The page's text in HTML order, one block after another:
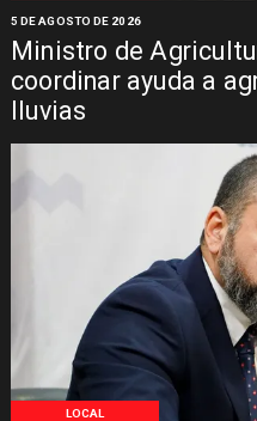
Ministro de
coordinar ayuda a
lluvias
5 DE AGOSTO DE 2026
LOCAL